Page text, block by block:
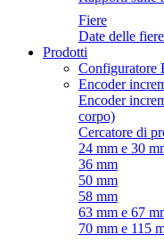
Fiere
Date delle fiere
Prodotti
Configuratore
Encoder
Encoder
corpo)
Cercatore di
24 mm e 30
36 mm
50 mm
58 mm
63 mm e 67
70 mm e 115